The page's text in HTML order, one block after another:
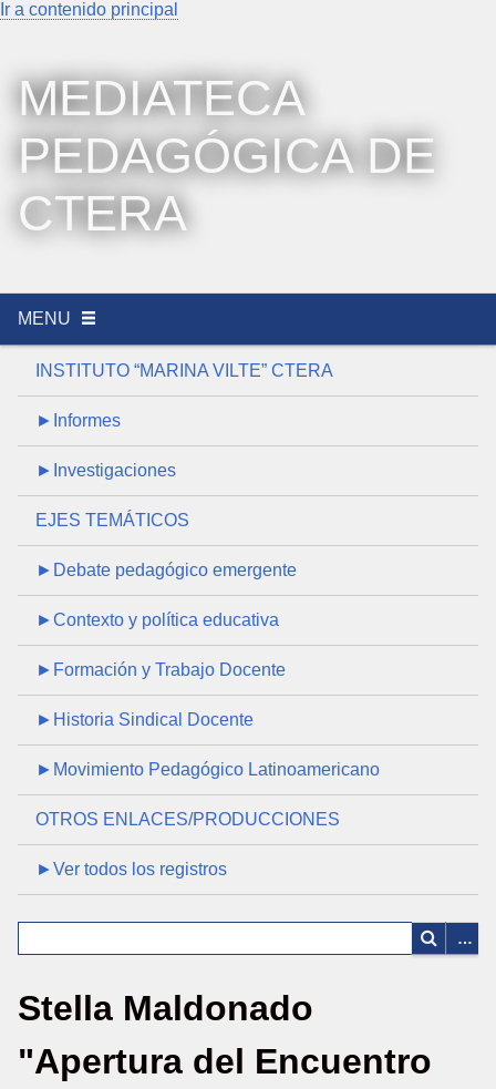
Ir a contenido principal
MEDIATECA
PEDAGÓGICA DE
CTERA
MENU
INSTITUTO “MARINA VILTE” CTERA
►Informes
►Investigaciones
EJES TEMÁTICOS
►Debate pedagógico emergente
►Contexto y política educativa
►Formación y Trabajo Docente
►Historia Sindical Docente
►Movimiento Pedagógico Latinoamericano
OTROS ENLACES/PRODUCCIONES
►Ver todos los registros
Stella Maldonado
"Apertura del Encuentro